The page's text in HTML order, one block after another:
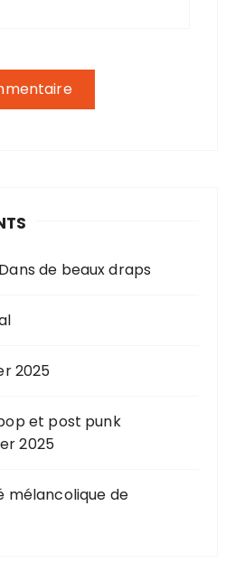
de beaux draps
2025
et post punk
2025
mélancolique de